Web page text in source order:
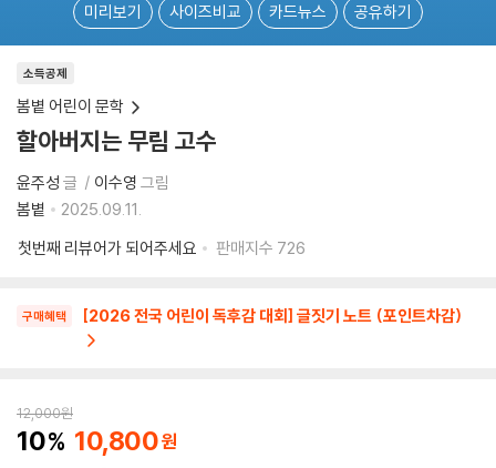
미리보기 사이즈비교 카드뉴스 공유하기
소득공제
봄볕 어린이 문학
할아버지는 무림 고수
윤주성 글 이수영 그림
봄볕
2025.09.11.
첫번째 리뷰어가 되어주세요
판매지수 726
구매혜택 [2026 전국 어린이 독후감 대회] 글짓기 노트 (포인트차감)
12,000원
10 10,800